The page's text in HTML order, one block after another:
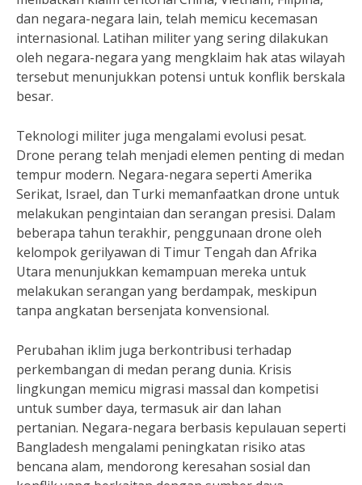
dan negara-negara lain, telah memicu kecemasan
internasional. Latihan militer yang sering dilakukan
oleh negara-negara yang mengklaim hak atas wilayah
tersebut menunjukkan potensi untuk konflik berskala
besar.
Teknologi militer juga mengalami evolusi pesat.
Drone perang telah menjadi elemen penting di medan
tempur modern. Negara-negara seperti Amerika
Serikat, Israel, dan Turki memanfaatkan drone untuk
melakukan pengintaian dan serangan presisi. Dalam
beberapa tahun terakhir, penggunaan drone oleh
kelompok gerilyawan di Timur Tengah dan Afrika
Utara menunjukkan kemampuan mereka untuk
melakukan serangan yang berdampak, meskipun
tanpa angkatan bersenjata konvensional.
Perubahan iklim juga berkontribusi terhadap
perkembangan di medan perang dunia. Krisis
lingkungan memicu migrasi massal dan kompetisi
untuk sumber daya, termasuk air dan lahan
pertanian. Negara-negara berbasis kepulauan seperti
Bangladesh mengalami peningkatan risiko atas
bencana alam, mendorong keresahan sosial dan